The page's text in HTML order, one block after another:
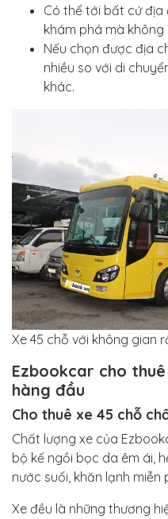
Có thể tới bất cứ địa
khám phá mà không
Nếu chọn được địa
nhiều so với di
khác.
Xe 45 chỗ với không gian
Ezbookcar cho
hàng đầu
Cho thuê xe 45 chỗ
Chất lượng xe của
bộ kế ngồi bọc da êm ái,
nước suối, khăn lạnh miễn
Xe đều là những thương